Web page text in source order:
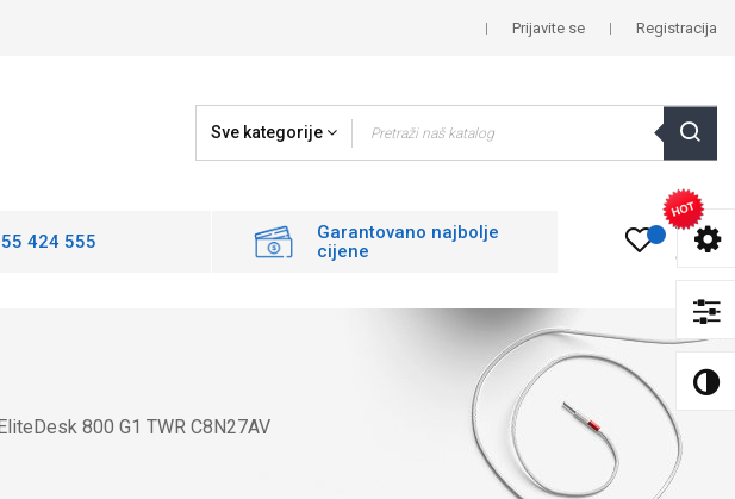
Prijavite se Registracija
Sve kategorije
424 555
Garantovano najbolje
cijene
0
800 G1 TWR C8N27AV